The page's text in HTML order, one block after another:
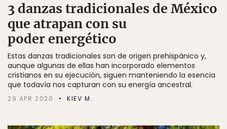
3 danzas tradicionales de México
que atrapan con su
poder energético
Estas danzas tradicionales son de origen prehispánico y,
aunque algunas de ellas han incorporado elementos
cristianos en su ejecución, siguen manteniendo la esencia
que todavía nos capturan con su energía ancestral.
29 APR 2020 KIEV M.